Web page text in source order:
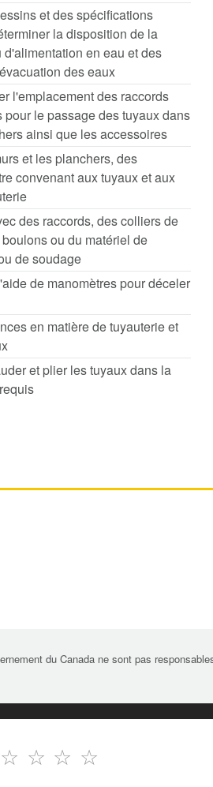
et des spécifications
la disposition de la
en eau et des
des eaux
l'emplacement des raccords
pour le passage des tuyaux dans
ainsi que les accessoires
et les planchers, des
convenant aux tuyaux et aux
des raccords, des colliers de
ou du matériel de
de soudage
de manomètres pour déceler
en matière de tuyauterie et
et plier les tuyaux dans la
du Canada ne sont pas
☆
☆
☆
☆